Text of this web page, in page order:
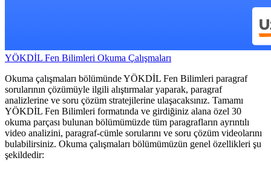
YÖKDİL Fen Bilimleri Okuma Çalışmaları
Okuma çalışmaları bölümünde YÖKDİL Fen Bilimleri paragraf
sorularının çözümüyle ilgili alıştırmalar yaparak, paragraf
analizlerine ve soru çözüm stratejilerine ulaşacaksınız. Tamamı
YÖKDİL Fen Bilimleri formatında ve girdiğiniz alana özel 30
okuma parçası bulunan bölümümüzde tüm paragrafların ayrıntılı
video analizini, paragraf-cümle sorularını ve soru çözüm videolarını
bulabilirsiniz. Okuma çalışmaları bölümümüzün genel özellikleri şu
şekildedir: